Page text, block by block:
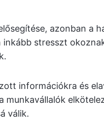
azonban a
stresszt
információkra és
válik.